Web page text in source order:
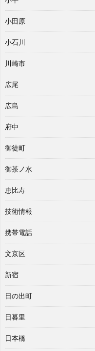
小田原
小石川
川崎市
広尾
広島
府中
御徒町
御茶ノ水
恵比寿
技術情報
携帯電話
文京区
新宿
日の出町
日暮里
日本橋